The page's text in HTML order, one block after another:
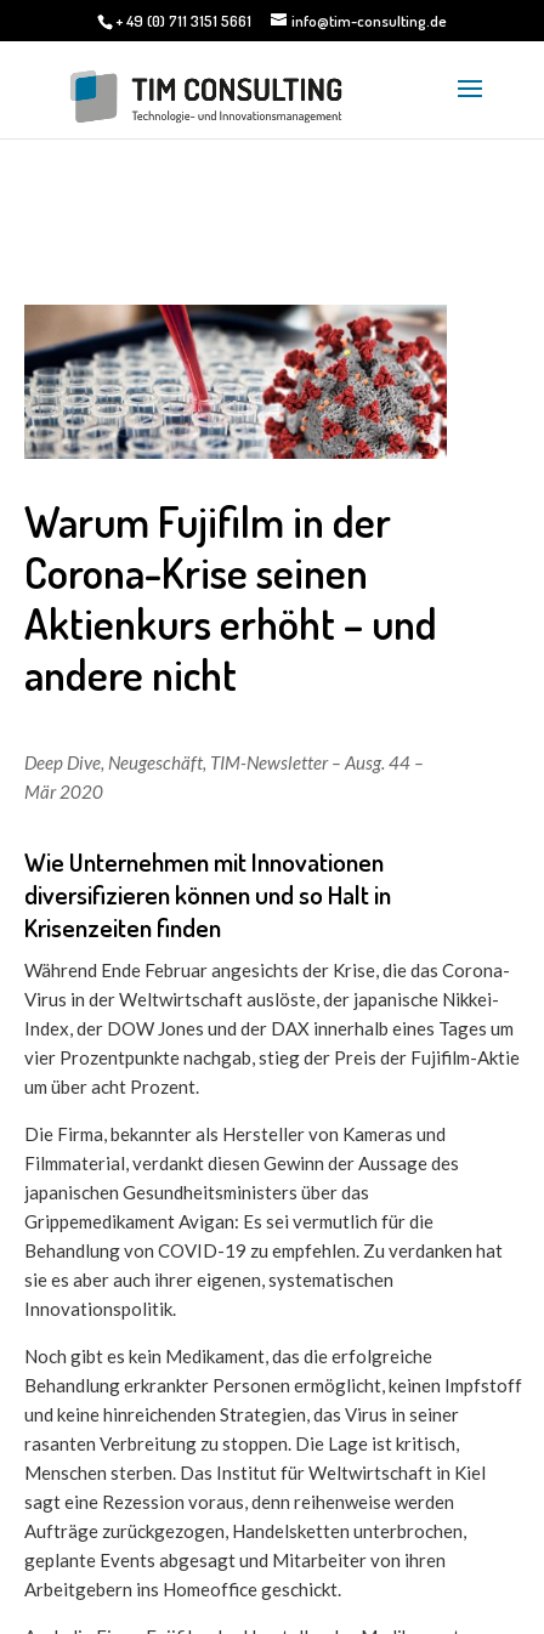
+ 49 (0) 711 3151 5661 info@tim-consulting.de
Warum Fujifilm in der
Corona-Krise seinen
Aktienkurs erhöht – und
andere nicht
Deep Dive, Neugeschäft, TIM-Newsletter – Ausg. 44 –
Mär 2020
Wie Unternehmen mit Innovationen
diversifizieren können und so Halt in
Krisenzeiten finden
Während Ende Februar angesichts der Krise, die das Corona-
Virus in der Weltwirtschaft auslöste, der japanische Nikkei-
Index, der DOW Jones und der DAX innerhalb eines Tages um
vier Prozentpunkte nachgab, stieg der Preis der Fujifilm-Aktie
um über acht Prozent.
Die Firma, bekannter als Hersteller von Kameras und
Filmmaterial, verdankt diesen Gewinn der Aussage des
japanischen Gesundheitsministers über das
Grippemedikament Avigan: Es sei vermutlich für die
Behandlung von COVID-19 zu empfehlen. Zu verdanken hat
sie es aber auch ihrer eigenen, systematischen
Innovationspolitik.
Noch gibt es kein Medikament, das die erfolgreiche
Behandlung erkrankter Personen ermöglicht, keinen Impfstoff
und keine hinreichenden Strategien, das Virus in seiner
rasanten Verbreitung zu stoppen. Die Lage ist kritisch,
Menschen sterben. Das Institut für Weltwirtschaft in Kiel
sagt eine Rezession voraus, denn reihenweise werden
Aufträge zurückgezogen, Handelsketten unterbrochen,
geplante Events abgesagt und Mitarbeiter von ihren
Arbeitgebern ins Homeoffice geschickt.